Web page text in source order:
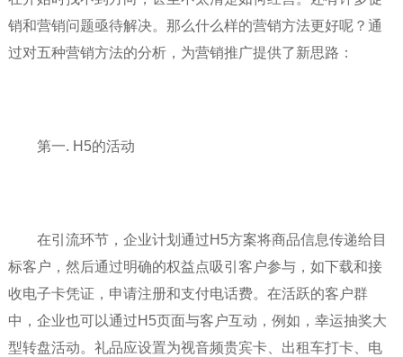
销和营销问题亟待解决。那么什么样的营销方法更好呢？通
过对五种营销方法的分析，为营销推广提供了新思路：
第一. H5的活动
在引流环节，企业计划通过H5方案将商品信息传递给目
标客户，然后通过明确的权益点吸引客户参与，如下载和接
收电子卡凭证，申请注册和支付电话费。在活跃的客户群
中，企业也可以通过H5页面与客户互动，例如，幸运抽奖大
型转盘活动。礼品应设置为视音频贵宾卡、出租车打卡、电